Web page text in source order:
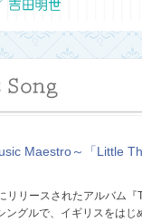
Maestro～「Little
リリースされたアルバム『
ングルで、イギリスをはじ